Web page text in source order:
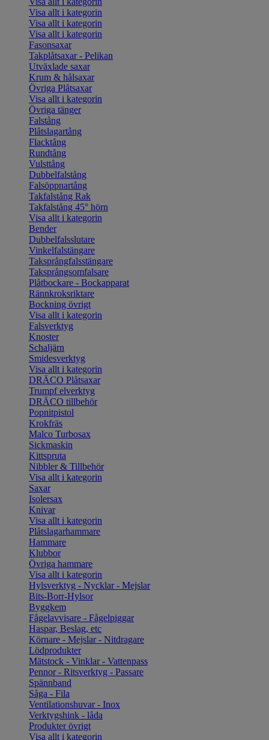
Visa allt i kategorin
Visa allt i kategorin
Visa allt i kategorin
Fasonsaxar
Takplåtsaxar - Pelikan
Utväxlade saxar
Krum & hålsaxar
Övriga Plåtsaxar
Visa allt i kategorin
Övriga tänger
Falstång
Plåtslagartång
Flacktång
Rundtång
Vulsttång
Dubbelfalstång
Falsöppnartång
Takfalstång Rak
Takfalstång 45° hörn
Visa allt i kategorin
Bender
Dubbelfalsslutare
Vinkelfalstängare
Taksprångfalsstängare
Taksprångsomfalsare
Plåtbockare - Bockapparat
Rännkroksriktare
Bockning övrigt
Visa allt i kategorin
Falsverktyg
Knoster
Schaljärn
Smidesverktyg
Visa allt i kategorin
DRÄCO Plåtsaxar
Trumpf elverktyg
DRÄCO tillbehör
Popnitpistol
Krokfräs
Malco Turbosax
Sickmaskin
Kittspruta
Nibbler & Tillbehör
Visa allt i kategorin
Saxar
Isolersax
Knivar
Visa allt i kategorin
Plåtslagarhammare
Hammare
Klubbor
Övriga hammare
Visa allt i kategorin
Hylsverktyg - Nycklar - Mejslar
Bits-Borr-Hylsor
Byggkem
Fågelavvisare - Fågelpiggar
Haspar, Beslag, etc
Körnare - Mejslar - Nitdragare
Lödprodukter
Mätstock - Vinklar - Vattenpass
Pennor - Ritsverktyg - Passare
Spännband
Såga - Fila
Ventilationshuvar - Inox
Verktygshink - låda
Produkter övrigt
Visa allt i kategorin